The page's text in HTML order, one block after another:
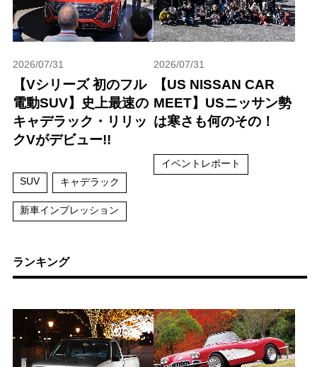
2026/07/31
【Vシリーズ 初のフル
電動SUV】史上最速の
キャデラック・リリッ
クVがデビュー!!
SUV キャデラック
新車インプレッション
2026/07/31
【US NISSAN CAR
MEET】USニッサン勢
は寒さも何のその！
イベントレポート
ランキング